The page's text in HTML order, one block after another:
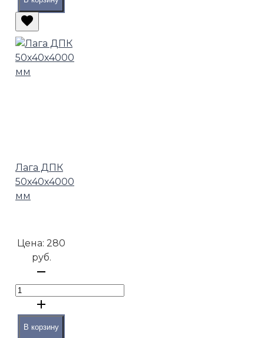
Лага ДПК
50х40х4000
мм
Цена:280
руб.
В корзину